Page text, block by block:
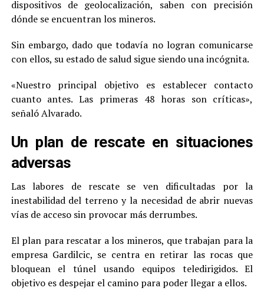
dispositivos de geolocalización, saben con precisión
dónde se encuentran los mineros.
Sin embargo, dado que todavía no logran comunicarse
con ellos, su estado de salud sigue siendo una incógnita.
«Nuestro principal objetivo es establecer contacto
cuanto antes. Las primeras 48 horas son críticas»,
señaló Alvarado.
Un plan de rescate en situaciones
adversas
Las labores de rescate se ven dificultadas por la
inestabilidad del terreno y la necesidad de abrir nuevas
vías de acceso sin provocar más derrumbes.
El plan para rescatar a los mineros, que trabajan para la
empresa Gardilcic, se centra en retirar las rocas que
bloquean el túnel usando equipos teledirigidos. El
objetivo es despejar el camino para poder llegar a ellos.